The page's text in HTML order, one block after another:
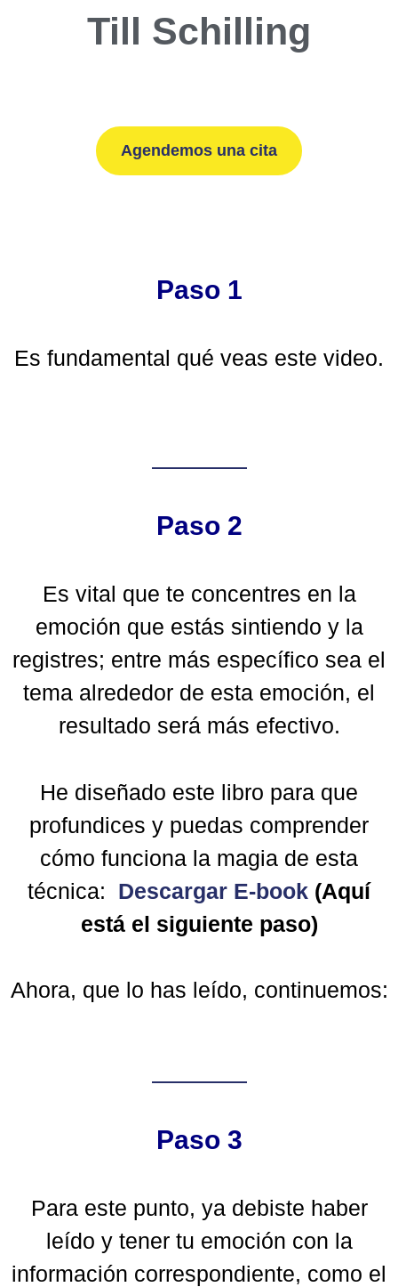
Till Schilling
Agendemos una cita
Paso 1
Es fundamental qué veas este video.
Paso 2
Es vital que te concentres en la
emoción que estás sintiendo y la
registres; entre más específico sea el
tema alrededor de esta emoción, el
resultado será más efectivo.
He diseñado este libro para que
profundices y puedas comprender
cómo funciona la magia de esta
técnica: Descargar E-book (Aquí
está el siguiente paso)
Ahora, que lo has leído, continuemos:
Paso 3
Para este punto, ya debiste haber
leído y tener tu emoción con la
información correspondiente, como el